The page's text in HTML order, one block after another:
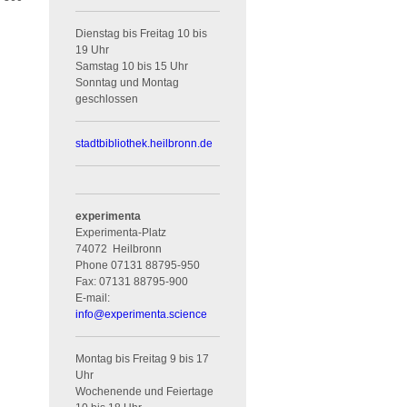
Dienstag bis Freitag 10 bis
19 Uhr
Samstag 10 bis 15 Uhr
Sonntag und Montag
geschlossen
stadtbibliothek.heilbronn.de
experimenta
Experimenta-Platz
74072
Heilbronn
Phone07131 88795-950
Fax:07131 88795-900
E-mail:
info@experimenta.science
Montag bis Freitag 9 bis 17
Uhr
Wochenende und Feiertage